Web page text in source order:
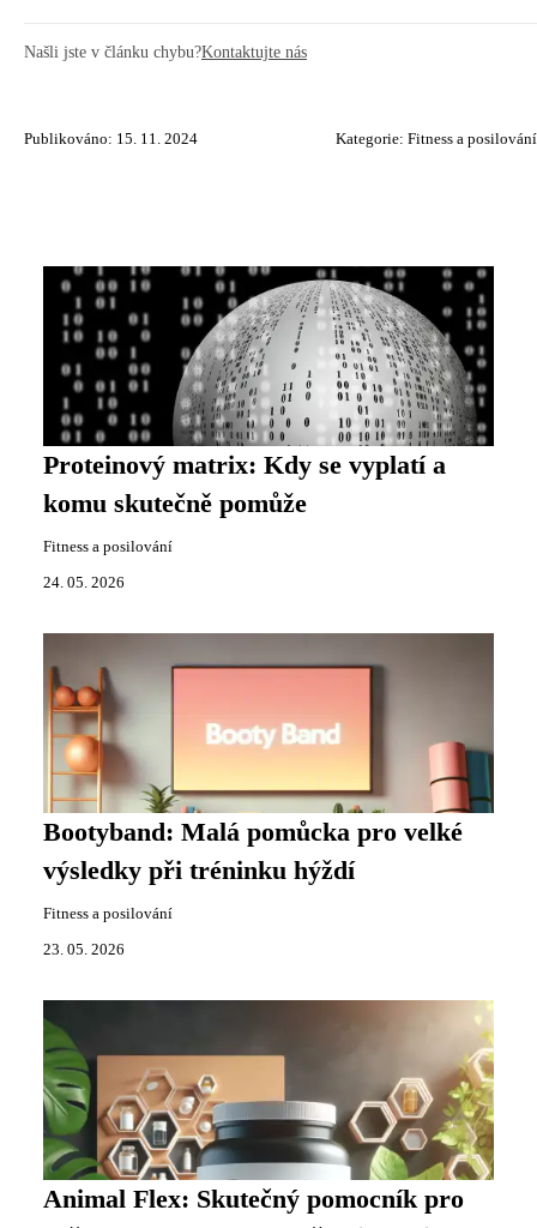
Našli jste v článku chybu?Kontaktujte nás
Publikováno: 15. 11. 2024 Kategorie: Fitness a posilování
Proteinový matrix: Kdy se vyplatí a
komu skutečně pomůže
Fitness a posilování
24. 05. 2026
Bootyband: Malá pomůcka pro velké
výsledky při tréninku hýždí
Fitness a posilování
23. 05. 2026
Animal Flex: Skutečný pomocník pro